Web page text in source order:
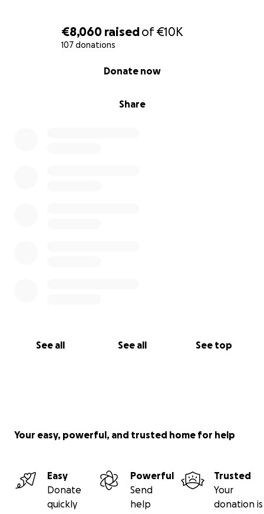
€8,060 raisedof€10K
107 donations
Share
Donate now
See all See all See top
Your easy, powerful, and trusted home for help
Easy
Donate
quickly
Powerful
Send
help
Trusted
Your
donation is